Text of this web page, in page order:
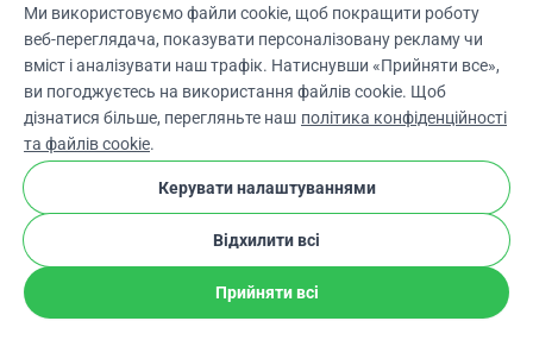
Ukarrow_drop_down
★★★★★4,9 / 5 на основі 500+ відгуків
WhyDonate
Конфіденційність і файли cookie
Умови та положення
stripe checkПеревірений Партнер
Ми використовуємо файли cookie, щоб покращити роботу
веб-переглядача, показувати персоналізовану рекламу чи
вміст і аналізувати наш трафік. Натиснувши «Прийняти все»,
ви погоджуєтесь на використання файлів cookie. Щоб
дізнатися більше, перегляньте наш політика конфіденційності
та файлів cookie.
Керувати налаштуваннями
Відхилити всі
Прийняти всі